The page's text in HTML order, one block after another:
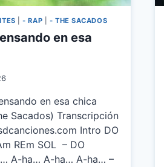
|- RAP - THE SACADOS
en esa
en esa chica
Sacados) Transcripción
Intro DO
REm SOL – DO
A-ha… A-ha… A-ha… –